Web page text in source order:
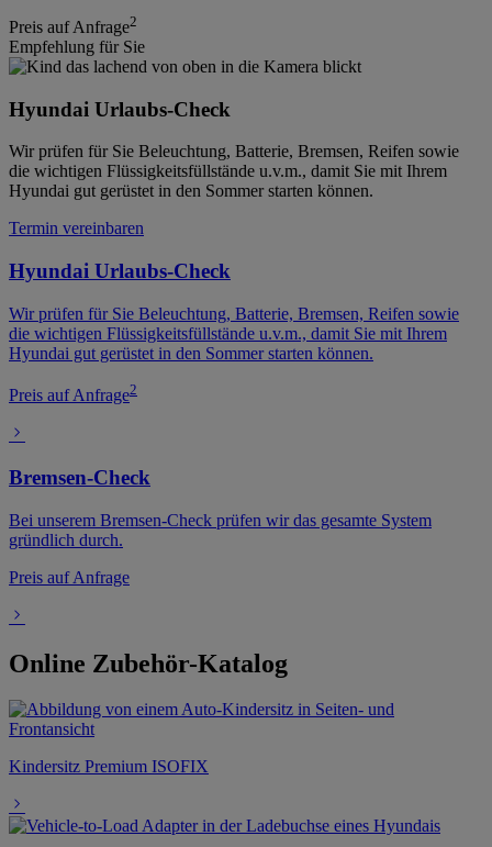
Preis auf Anfrage2
Empfehlung für Sie
Hyundai Urlaubs-Check
Wir prüfen für Sie Beleuchtung, Batterie, Bremsen, Reifen sowie
die wichtigen Flüssigkeitsfüllstände u.v.m., damit Sie mit Ihrem
Hyundai gut gerüstet in den Sommer starten können.
Termin vereinbaren
Hyundai Urlaubs-Check
Wir prüfen für Sie Beleuchtung, Batterie, Bremsen, Reifen sowie
die wichtigen Flüssigkeitsfüllstände u.v.m., damit Sie mit Ihrem
Hyundai gut gerüstet in den Sommer starten können.
Preis auf Anfrage2
Bremsen-Check
Bei unserem Bremsen-Check prüfen wir das gesamte System
gründlich durch.
Preis auf Anfrage
Online Zubehör-Katalog
Kindersitz Premium ISOFIX